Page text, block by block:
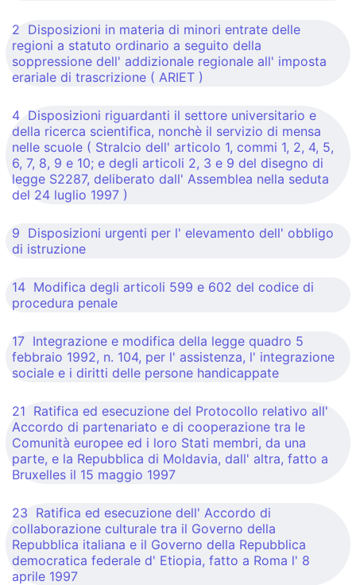
2 Disposizioni in materia di minori entrate delle
regioni a statuto ordinario a seguito della
soppressione dell' addizionale regionale all' imposta
erariale di trascrizione ( ARIET )
4 Disposizioni riguardanti il settore universitario e
della ricerca scientifica, nonchè il servizio di mensa
nelle scuole ( Stralcio dell' articolo 1, commi 1, 2, 4, 5,
6, 7, 8, 9 e 10; e degli articoli 2, 3 e 9 del disegno di
legge S2287, deliberato dall' Assemblea nella seduta
del 24 luglio 1997 )
9 Disposizioni urgenti per l' elevamento dell' obbligo
di istruzione
14 Modifica degli articoli 599 e 602 del codice di
procedura penale
17 Integrazione e modifica della legge quadro 5
febbraio 1992, n. 104, per l' assistenza, l' integrazione
sociale e i diritti delle persone handicappate
21 Ratifica ed esecuzione del Protocollo relativo all'
Accordo di partenariato e di cooperazione tra le
Comunità europee ed i loro Stati membri, da una
parte, e la Repubblica di Moldavia, dall' altra, fatto a
Bruxelles il 15 maggio 1997
23 Ratifica ed esecuzione dell' Accordo di
collaborazione culturale tra il Governo della
Repubblica italiana e il Governo della Repubblica
democratica federale d' Etiopia, fatto a Roma l' 8
aprile 1997